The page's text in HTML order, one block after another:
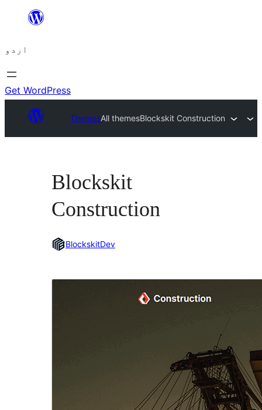
چھوڑیں
پر
جائیں
اردو
Get WordPress
ThemesAll themesBlockskit Construction
Blockskit
Construction
BlockskitDev